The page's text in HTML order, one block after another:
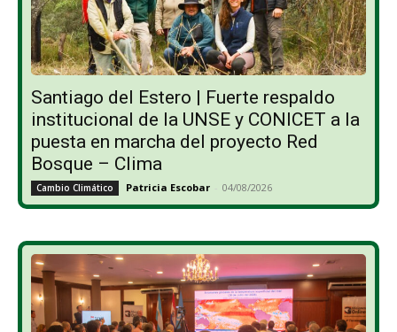
Santiago del Estero | Fuerte respaldo
institucional de la UNSE y CONICET a la
puesta en marcha del proyecto Red
Bosque – Clima
Cambio Climático Patricia Escobar - 04/08/2026